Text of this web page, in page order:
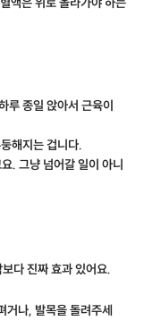
루 종일 앉아서 근육이
해지는 겁니다.
. 그냥 넘어갈 일이 아니
다 진짜 효과 있어요.
나, 발목을 돌려주세